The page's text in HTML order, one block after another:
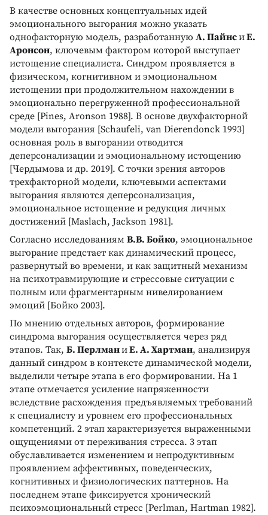
В качестве основных концептуальных идей
эмоционального выгорания можно указать
однофакторную модель, разработанную А. ПайнсиЕ.
Аронсон, ключевым фактором которой выступает
истощение специалиста. Синдром проявляется в
физическом, когнитивном и эмоциональном
истощении при продолжительном нахождении в
эмоционально перегруженной профессиональной
среде [Pines, Aronson 1988]. В основе двухфакторной
модели выгорания [Schaufeli, van Dierendonck 1993]
основная роль в выгорании отводится
деперсонализации и эмоциональному истощению
[Чердымова и др. 2019]. С точки зрения авторов
трехфакторной модели, ключевыми аспектами
выгорания являются деперсонализация,
эмоциональное истощение и редукция личных
достижений [Maslach, Jackson 1981].
Согласно исследованиям В.В. Бойко, эмоциональное
выгорание предстает как динамический процесс,
развернутый во времени, и как защитный механизм
на психотравмирующие и стрессовые ситуации с
полным или фрагментарным нивелированием
эмоций [Бойко 2003].
По мнению отдельных авторов, формирование
синдрома выгорания осуществляется через ряд
этапов. Так, Б. ПерлманиЕ. А. Хартман, анализируя
данный синдром в контексте динамической модели,
выделили четыре этапа в его формировании. На 1
этапе отмечается усиление напряженности
вследствие расхождения предъявляемых требований
к специалисту и уровнем его профессиональных
компетенций. 2 этап характеризуется выраженными
ощущениями от переживания стресса. 3 этап
обуславливается изменением и непродуктивным
проявлением аффективных, поведенческих,
когнитивных и физиологических паттернов. На
последнем этапе фиксируется хронический
психоэмоциональный стресс [Perlman, Hartman 1982].